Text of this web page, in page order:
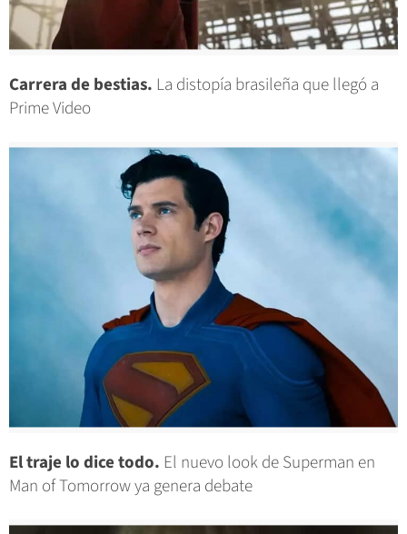
Carrera de bestias. La distopía brasileña que llegó a
Prime Video
El traje lo dice todo. El nuevo look de Superman en
Man of Tomorrow ya genera debate